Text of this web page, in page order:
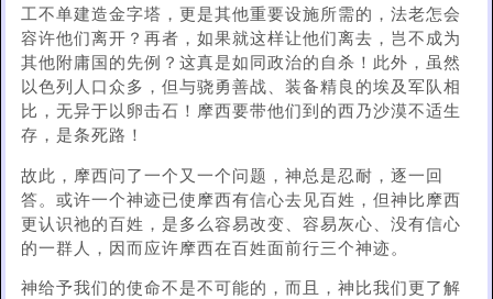
工不单建造金字塔，更是其他重要设施所需的，法老怎会
容许他们离开？再者，如果就这样让他们离去，岂不成为
其他附庸国的先例？这真是如同政治的自杀！此外，虽然
以色列人口众多，但与骁勇善战、装备精良的埃及军队相
比，无异于以卵击石！摩西要带他们到的西乃沙漠不适生
存，是条死路！
故此，摩西问了一个又一个问题，神总是忍耐，逐一回
答。或许一个神迹已使摩西有信心去见百姓，但神比摩西
更认识祂的百姓，是多么容易改变、容易灰心、没有信心
的一群人，因而应许摩西在百姓面前行三个神迹。
神给予我们的使命不是不可能的，而且，神比我们更了解